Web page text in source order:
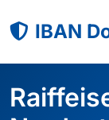
IBAN